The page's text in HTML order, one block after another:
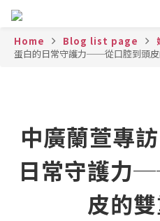
Home Blog list page
蛋白的日常守護力──從口腔到頭
中廣蘭萱專
日常守護力
皮的